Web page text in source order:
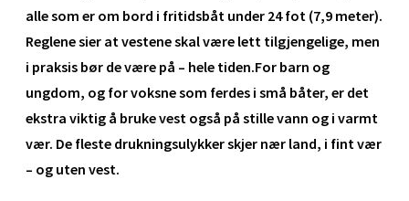
alle som er om bord i fritidsbåt under 24 fot (7,9 meter).
Reglene sier at vestene skal være lett tilgjengelige, men
i praksis bør de være på – hele tiden.For barn og
ungdom, og for voksne som ferdes i små båter, er det
ekstra viktig å bruke vest også på stille vann og i varmt
vær. De fleste drukningsulykker skjer nær land, i fint vær
– og uten vest.